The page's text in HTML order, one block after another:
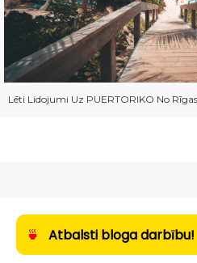
Lēti Lidojumi Uz PUERTORIKO No